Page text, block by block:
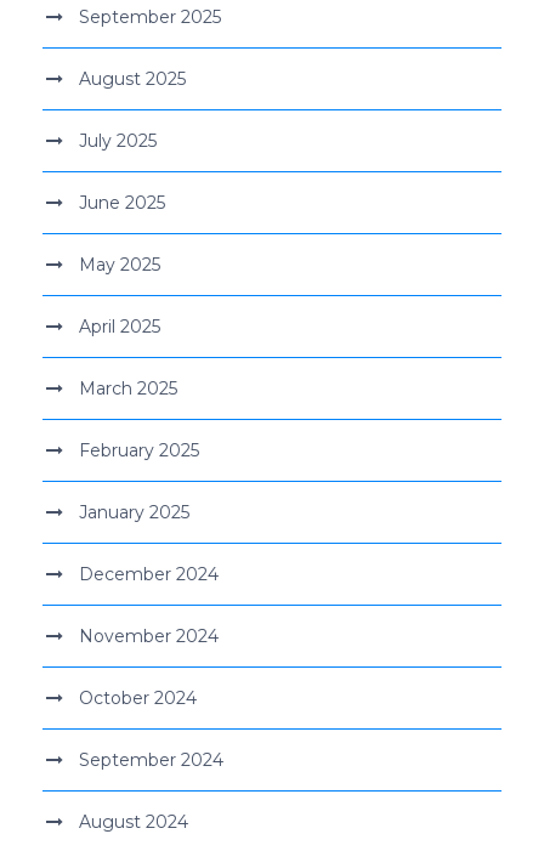
September 2025
August 2025
July 2025
June 2025
May 2025
April 2025
March 2025
February 2025
January 2025
December 2024
November 2024
October 2024
September 2024
August 2024